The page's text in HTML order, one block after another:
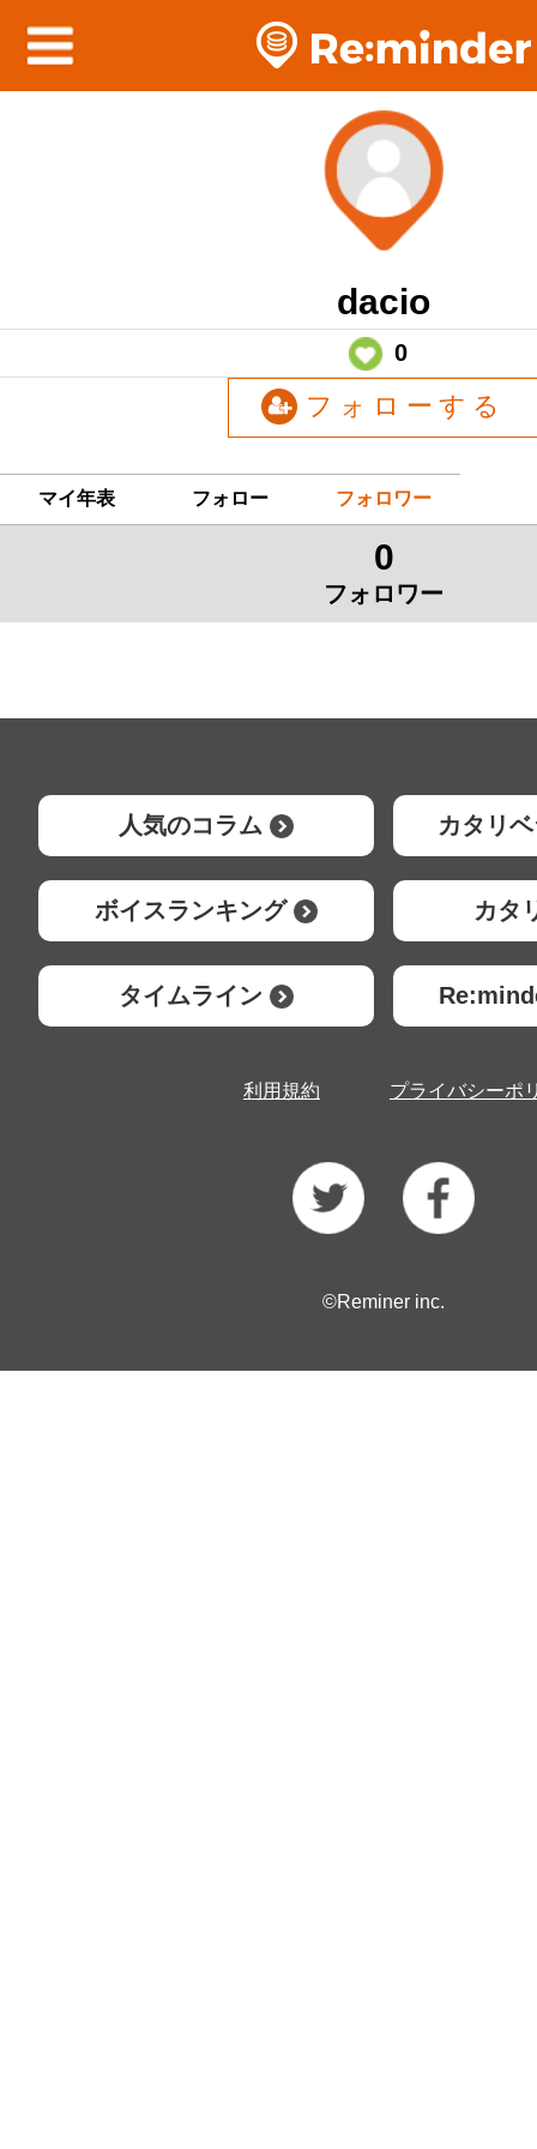
dacio
0
フォローする
マイ年表 フォロー フォロワー
0
フォロワー
人気のコラム カタリ
ボイスランキング カタ
タイムライン
利用規約 プライバシーポ
©Reminer inc.